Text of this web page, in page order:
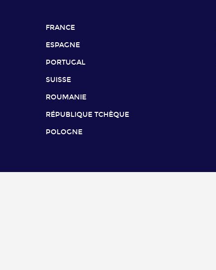
FRANCE
ESPAGNE
PORTUGAL
SUISSE
ROUMANIE
RÉPUBLIQUE TCHÈQUE
POLOGNE